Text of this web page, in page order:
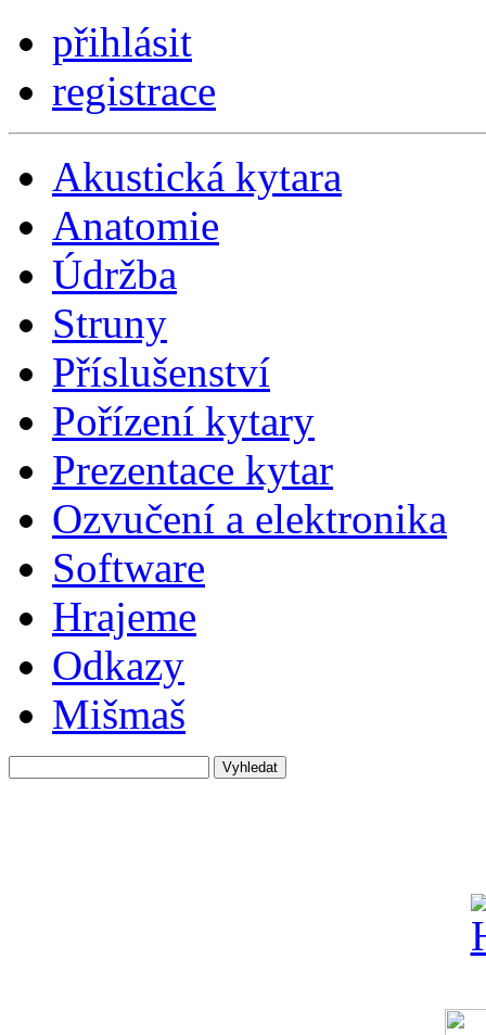
přihlásit
registrace
Akustická kytara
Anatomie
Údržba
Struny
Příslušenství
Pořízení kytary
Prezentace kytar
Ozvučení a elektronika
Software
Hrajeme
Odkazy
Mišmaš